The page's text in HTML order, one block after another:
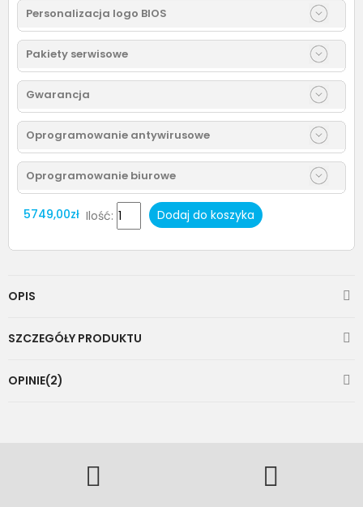
Personalizacja logo BIOS
Pakiety serwisowe
Gwarancja
Oprogramowanie antywirusowe
Oprogramowanie biurowe
5749,00zł Ilość: Dodaj do koszyka
OPIS
SZCZEGÓŁY PRODUKTU
OPINIE(2)